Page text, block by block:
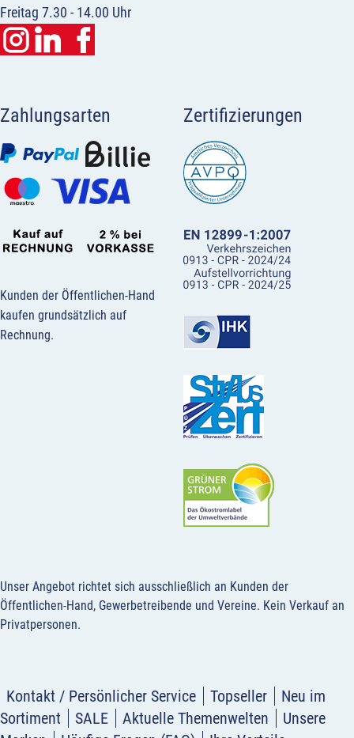
Freitag 7.30 - 14.00 Uhr
Zahlungsarten
Kunden der Öffentlichen-Hand
kaufen grundsätzlich auf
Rechnung.
Zertifizierungen
Unser Angebot richtet sich ausschließlich an Kunden der
Öffentlichen-Hand, Gewerbetreibende und Vereine. Kein Verkauf an
Privatpersonen.
Kontakt / Persönlicher Service Topseller
Neu im
Sortiment
SALE Aktuelle Themenwelten
Unsere